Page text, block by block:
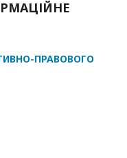
ПРАВОВОГО